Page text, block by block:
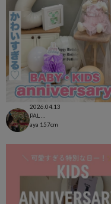
2026.04.13
aya 157cm